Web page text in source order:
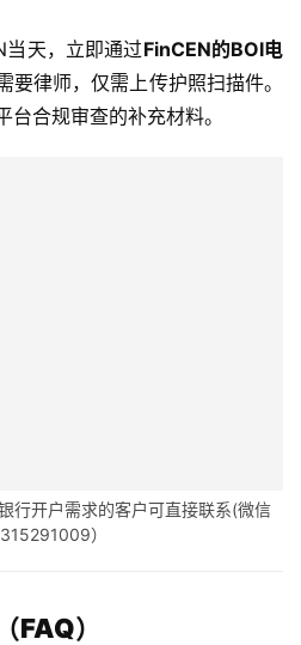
当天，立即通过FinCEN的BOI电
要律师，仅需上传护照扫描件。
合规审查的补充材料。
行开户需求的客户可直接联系(微信
）
FAQ）